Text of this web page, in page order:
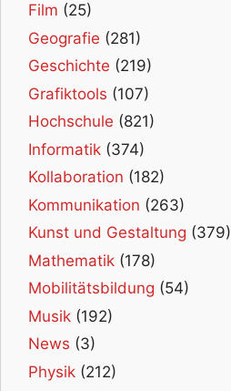
Film (25)
Geografie (281)
Geschichte (219)
Grafiktools (107)
Hochschule (821)
Informatik (374)
Kollaboration (182)
Kommunikation (263)
Kunst und Gestaltung (379)
Mathematik (178)
Mobilitätsbildung (54)
Musik (192)
News (3)
Physik (212)